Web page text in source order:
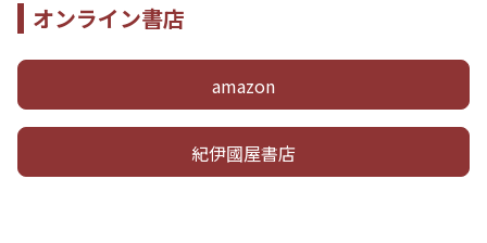
オンライン書店
amazon
紀伊國屋書店